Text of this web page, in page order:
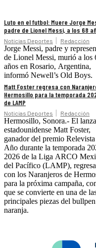
Luto en el futbol: Muere Jorge
padre de Lionel Messi, a los 68
Noticias Deportes Redacción
Jorge Messi, padre y
de Lionel Messi, murió a los
años en Rosario, Argentina,
informó Newell’s Old Boys.
Matt Foster regresa con
Hermosillo para la temporada
de LAMP
Noticias Deportes Redacción
Hermosillo, Sonora.- El
estadounidense Matt Foster,
ganador del premio
Año durante la temporada
2026 de la Liga ARCO
del Pacífico (LAMP),
con los Naranjeros de
para la próxima campaña,
que se convierte en una de
principales piezas del bullpen
naranja.